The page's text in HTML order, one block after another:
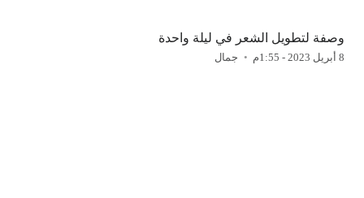
وصفة لتطويل الشعر في ليلة واحدة
8 أبريل 2023 - 1:55م جمال